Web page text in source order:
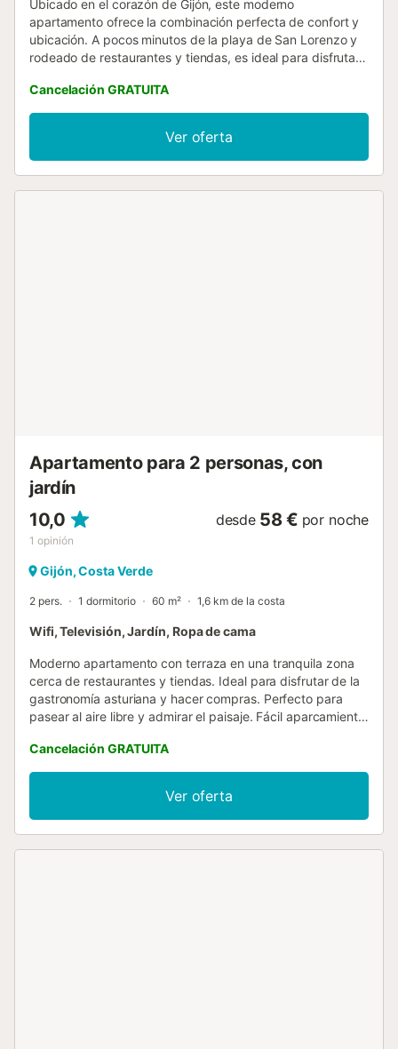
Ubicado en el corazón de Gijón, este moderno
apartamento ofrece la combinación perfecta de confort y
ubicación. A pocos minutos de la playa de San Lorenzo y
rodeado de restaurantes y tiendas, es ideal para disfrutar
comodidades para una estancia perfecta. NO tiene
ascensor...
Cancelación GRATUITA
Ver oferta
Apartamento para 2 personas, con
jardín
10,0
1 opinión
desde 58 € por noche
Gijón, Costa Verde
2 pers. 1 dormitorio 60 m² 1,6 km de la costa
Wifi, Televisión, Jardín, Ropa de cama
Moderno apartamento con terraza en una tranquila zona
cerca de restaurantes y tiendas. Ideal para disfrutar de la
gastronomía asturiana y hacer compras. Perfecto para
pasear al aire libre y admirar el paisaje. Fácil aparcamiento,
moderno te hará sentir como en casa. No tiene ascensor....
Cancelación GRATUITA
Ver oferta